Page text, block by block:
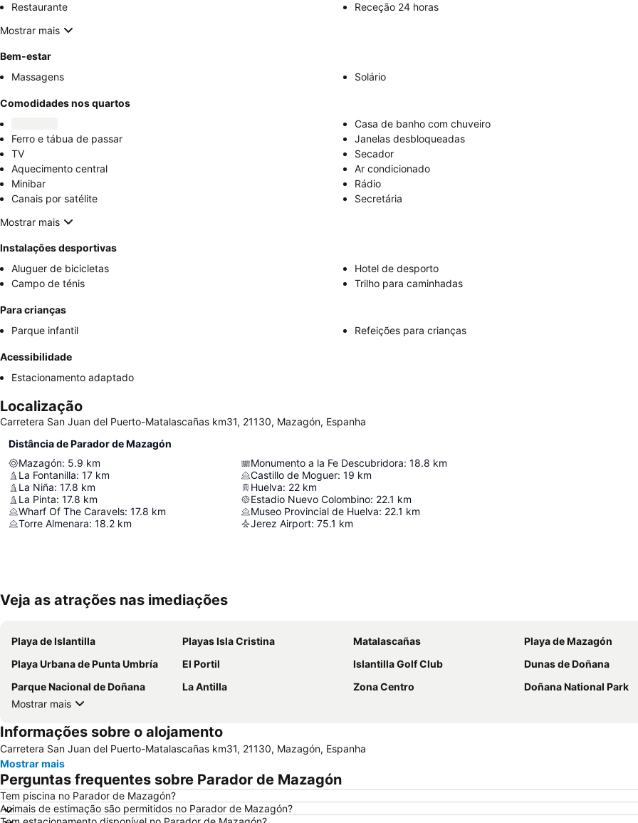
Restaurante
Receção 24 horas
Mostrar mais
Bem-estar
Massagens
Solário
Comodidades nos quartos
Casa de banho com chuveiro
Ferro e tábua de passar
Janelas desbloqueadas
TV
Secador
Aquecimento central
Ar condicionado
Minibar
Rádio
Canais por satélite
Secretária
Mostrar mais
Instalações desportivas
Aluguer de bicicletas
Hotel de desporto
Campo de ténis
Trilho para caminhadas
Para crianças
Parque infantil
Refeições para crianças
Acessibilidade
Estacionamento adaptado
Localização
Carretera San Juan del Puerto-Matalascañas km31, 21130, Mazagón, Espanha
Distância de Parador de Mazagón
Mazagón: 5.9 km
La Fontanilla: 17 km
La Niña: 17.8 km
La Pinta: 17.8 km
Wharf Of The Caravels: 17.8 km
Torre Almenara: 18.2 km
Monumento a la Fe Descubridora: 18.8 km
Castillo de Moguer: 19 km
Huelva: 22 km
Estadio Nuevo Colombino: 22.1 km
Museo Provincial de Huelva: 22.1 km
Jerez Airport: 75.1 km
Veja as atrações nas imediações
Playa de Islantilla Playas Isla Cristina Matalascañas
Playa de Mazagón
Playa Urbana de Punta Umbría
El Portil Islantilla Golf Club
Dunas de Doñana
Parque Nacional de Doñana
La Antilla Zona Centro
Doñana National Park
Mostrar mais
Informações sobre o alojamento
Carretera San Juan del Puerto-Matalascañas km31, 21130, Mazagón, Espanha
Mostrar mais
Perguntas frequentes sobre Parador de Mazagón
Tem piscina no Parador de Mazagón?
Animais de estimação são permitidos no Parador de Mazagón?